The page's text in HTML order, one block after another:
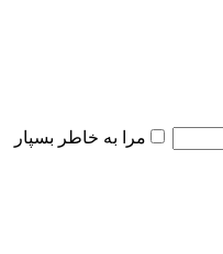
مرا به خاطر بسپار